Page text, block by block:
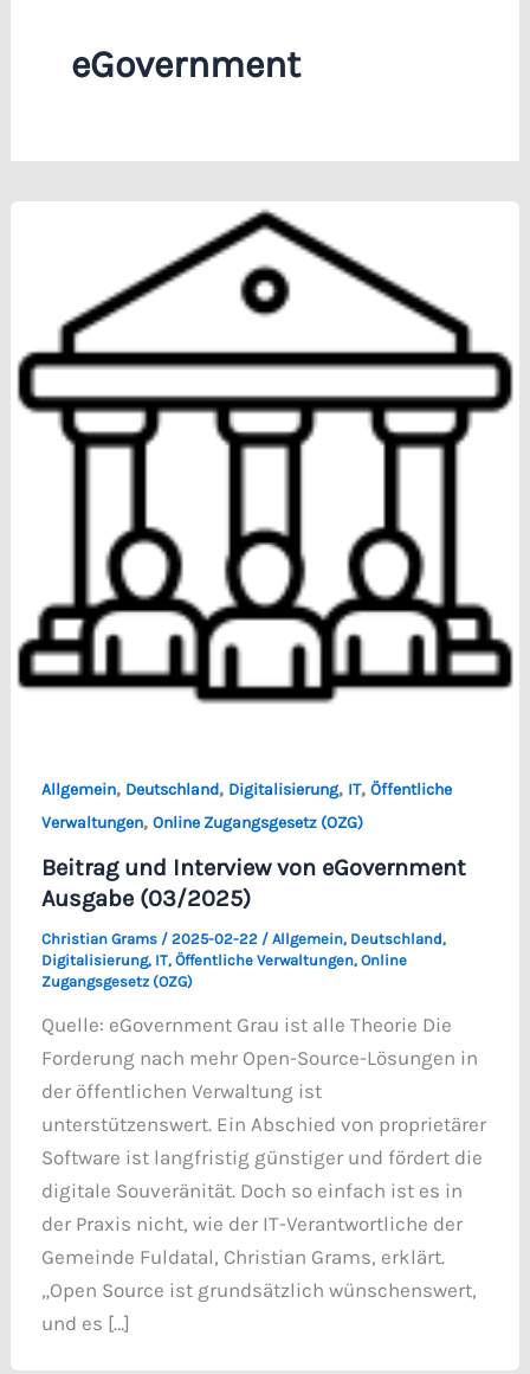
eGovernment
Allgemein, Deutschland, Digitalisierung, IT, Öffentliche
Verwaltungen, Online Zugangsgesetz (OZG)
Beitrag und Interview von eGovernment
Ausgabe (03/2025)
Christian Grams / 2025-02-22 / Allgemein, Deutschland,
Digitalisierung, IT, Öffentliche Verwaltungen, Online
Zugangsgesetz (OZG)
Quelle: eGovernment Grau ist alle Theorie Die
Forderung nach mehr Open-Source-Lösungen in
der öffentlichen­ Verwaltung ist
unterstützenswert. Ein Abschied von proprietärer
Software ist langfristig günstiger und fördert die
digitale Souveränität. Doch so einfach ist es in
der Praxis nicht, wie der IT-Verantwortliche der
Gemeinde Fuldatal, Christian Grams, erklärt.
„Open Source ist grundsätzlich wünschenswert,
und es […]